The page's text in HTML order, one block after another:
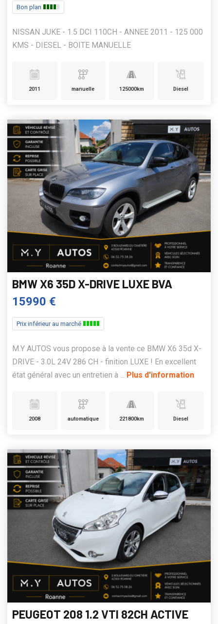
Bon plan
NISSAN JUKE - 1.5 DCI 110CH - ANNEE 2011 - 125 000
KMS - DIESEL - BOITE MANUELLE
2011 manuelle 125000km Diesel
BMW X6 35D X-DRIVE LUXE BVA
15990 €
Prix inférieur au marché
M.Y AUTOS vous propose à la vente ce BMW X6 35d X-
DRIVE - 3.0L 24V 286 CH - finition LUXE ! En excellent
état général avec un entretien à ... Plus d'information
2008 automatique 221800km Diesel
PEUGEOT 208 1.2 VTI 82CH ACTIVE